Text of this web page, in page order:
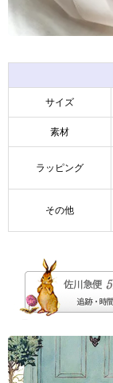
サイズ
素材
ラッピング
その他